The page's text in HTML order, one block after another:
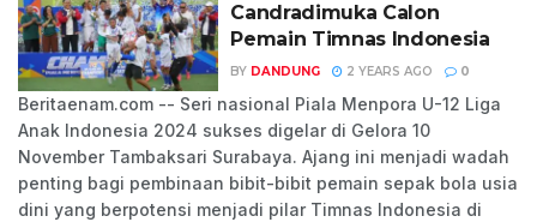
Candradimuka Calon
Pemain Timnas Indonesia
BY DANDUNG 2 YEARS AGO 0
Beritaenam.com -- Seri nasional Piala Menpora U-12 Liga
Anak Indonesia 2024 sukses digelar di Gelora 10
November Tambaksari Surabaya. Ajang ini menjadi wadah
penting bagi pembinaan bibit-bibit pemain sepak bola usia
dini yang berpotensi menjadi pilar Timnas Indonesia di